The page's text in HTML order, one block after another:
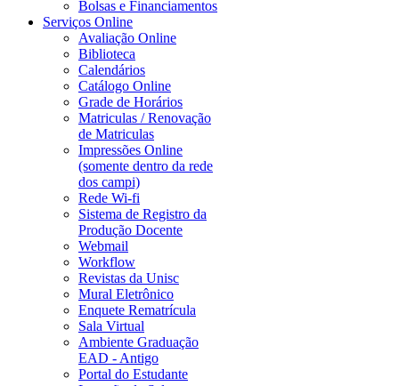
Bolsas e Financiamentos
Serviços Online
Avaliação Online
Biblioteca
Calendários
Catálogo Online
Grade de Horários
Matriculas / Renovação
de Matriculas
Impressões Online
(somente dentro da rede
dos campi)
Rede Wi-fi
Sistema de Registro da
Produção Docente
Webmail
Workflow
Revistas da Unisc
Mural Eletrônico
Enquete Rematrícula
Sala Virtual
Ambiente Graduação
EAD - Antigo
Portal do Estudante